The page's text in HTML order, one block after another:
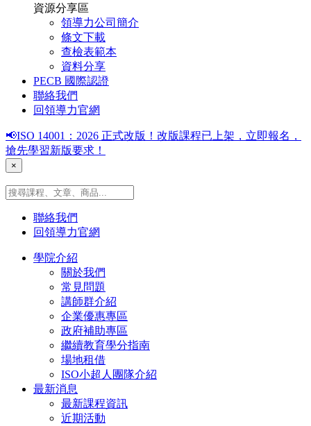
資源分享區
領導力公司簡介
條文下載
查檢表範本
資料分享
PECB 國際認證
聯絡我們
回領導力官網
📢ISO 14001：2026 正式改版！改版課程已上架，立即報名，
搶先學習新版要求！
×
聯絡我們
回領導力官網
學院介紹
關於我們
常見問題
講師群介紹
企業優惠專區
政府補助專區
繼續教育學分指南
場地租借
ISO小超人團隊介紹
最新消息
最新課程資訊
近期活動